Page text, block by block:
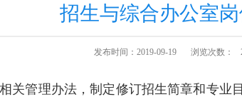
招生与综合办公室
发布时间：2019-09-19 浏览次数：
关管理办法，制定修订招生简章和专业